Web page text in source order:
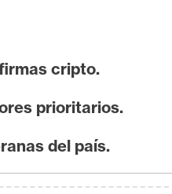
cripto.
prioritarios.
del país.